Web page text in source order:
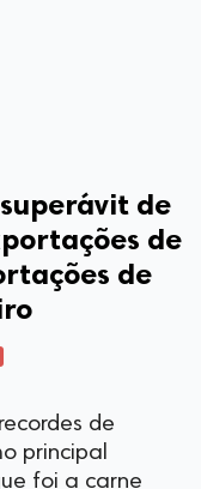
de
de
de
de
principal
foi a carne